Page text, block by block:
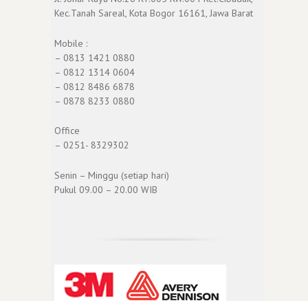
Kec.Tanah Sareal, Kota Bogor 16161, Jawa Barat
Mobile :
– 0813 1421 0880
– 0812 1314 0604
– 0812 8486 6878
– 0878 8233 0880
Office
– 0251- 8329302
Senin – Minggu (setiap hari)
Pukul 09.00 – 20.00 WIB